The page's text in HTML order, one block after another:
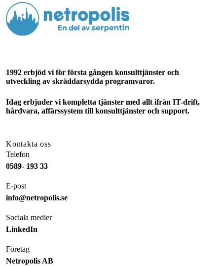
1992 erbjöd vi för första gången konsulttjänster och
utveckling av skräddarsydda programvaror.
Idag erbjuder vi kompletta tjänster med allt ifrån IT-drift,
hårdvara, affärssystem till konsulttjänster och support.
Kontakta oss
Telefon
0589- 193 33
E-post
info@netropolis.se
Sociala medier
LinkedIn
Företag
Netropolis AB